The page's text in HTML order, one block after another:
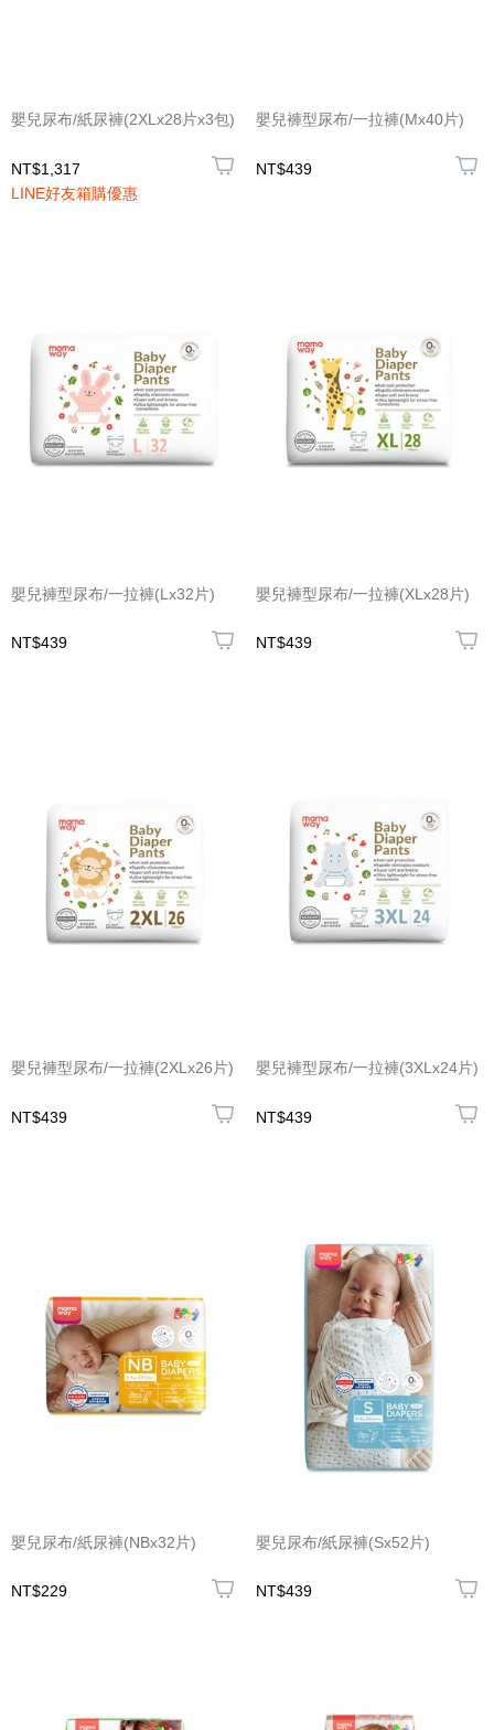
嬰兒尿布/紙尿褲(2XLx28片x3包)
NT$1,317
LINE好友箱購優惠
嬰兒褲型尿布/一拉褲(Mx40片)
NT$439
嬰兒褲型尿布/一拉褲(Lx32片)
NT$439
嬰兒褲型尿布/一拉褲(XLx28片)
NT$439
嬰兒褲型尿布/一拉褲(2XLx26片)
NT$439
嬰兒褲型尿布/一拉褲(3XLx24片)
NT$439
嬰兒尿布/紙尿褲(NBx32片)
NT$229
嬰兒尿布/紙尿褲(Sx52片)
NT$439